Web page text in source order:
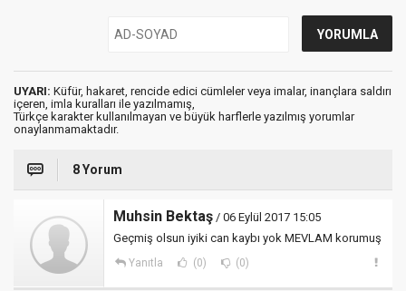
UYARI: Küfür, hakaret, rencide edici cümleler veya imalar, inançlara saldırı
içeren, imla kuralları ile yazılmamış,
Türkçe karakter kullanılmayan ve büyük harflerle yazılmış yorumlar
onaylanmamaktadır.
8 Yorum
Muhsin Bektaş / 06 Eylül 2017 15:05
Geçmiş olsun iyiki can kaybı yok MEVLAM korumuş
Yanıtla (0) (0)